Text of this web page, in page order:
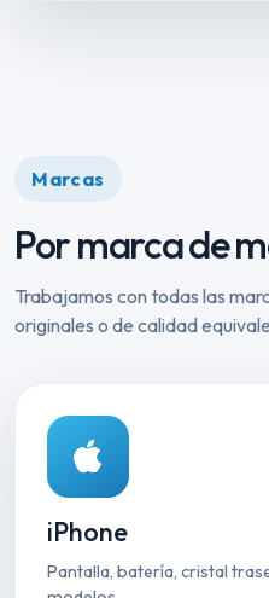
Marcas
Por marca de
Trabajamos con todas las
originales o de calidad
iPhone
Pantalla, batería, cristal